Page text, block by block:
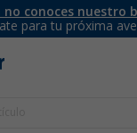
no conoces nuestro
para tu próxima